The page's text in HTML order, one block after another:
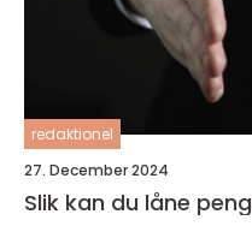
redaktionel
27. December 2024
Slik kan du låne